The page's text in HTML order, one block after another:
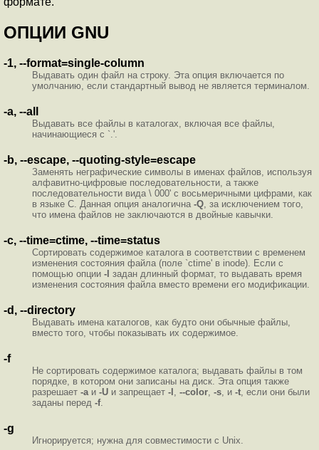
ОПЦИИ GNU
-1, --format=single-column
Выдавать один файл на строку. Эта опция включается по
умолчанию, если стандартный вывод не является терминалом.
-a, --all
Выдавать все файлы в каталогах, включая все файлы,
начинающиеся с `.'.
-b, --escape, --quoting-style=escape
Заменять неграфические символы в именах файлов, используя
алфавитно-цифровые последовательности, а также
последовательности вида \ 000' с восьмеричными цифрами, как
в языке C. Данная опция аналогична -Q, за исключением того,
что имена файлов не заключаются в двойные кавычки.
-c, --time=ctime, --time=status
Сортировать содержимое каталога в соответствии с временем
изменения состояния файла (поле `ctime' в inode). Если с
помощью опции -l задан длинный формат, то выдавать время
изменения состояния файла вместо времени его модификации.
-d, --directory
Выдавать имена каталогов, как будто они обычные файлы,
вместо того, чтобы показывать их содержимое.
-f
Не сортировать содержимое каталога; выдавать файлы в том
порядке, в котором они записаны на диск. Эта опция также
разрешает -aи -U и запрещает -l , --color, -s, и -t, если они были
заданы перед -f.
-g
Игнорируется; нужна для совместимости с Unix.